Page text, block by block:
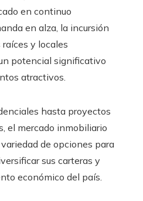
en continuo
en alza, la incursión
y locales
potencial significativo
atractivos.
hasta proyectos
el mercado inmobiliario
de opciones para
sus carteras y
económico del país.